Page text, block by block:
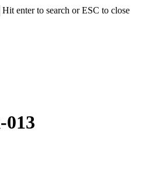
Hit enter to search or ESC to close